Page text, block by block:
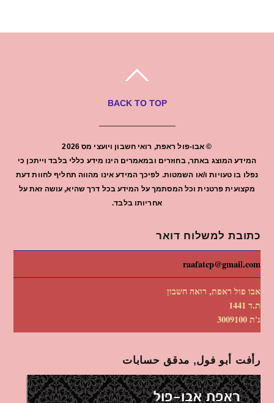
BACK TO TOP
© אבו-פול ראפת, רואי חשבון ויועצי מס2026
המידע המוצג באתר, בחוזרים ובמאמרים הינו מידע כללי בלבד וייתכן כי
נפלו בו טעויות ו/או השמטות. לפיכך המידע אינו מהווה תחליף לחוות דעת
מקצועית פרטנית וכל המסתמך על המידע בכל דרך שהיא, עושה זאת על
אחריותו בלבד.
כתובת למשלוח דואר
raafatcp@gmail.com
אבו פול ראפת, רואה חשבון
ת.ד 1441
ג'ת 3009100
رأفت أبو فول, مدقق حسابات